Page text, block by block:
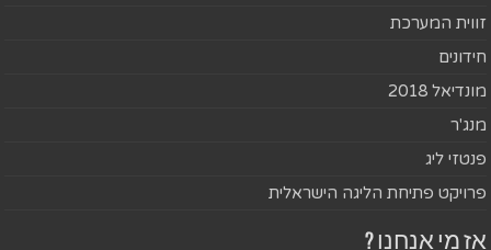
זווית המערכת
חידונים
מונדיאל 2018
מנג'ר
פנטזי ליג
פרויקט פתיחת הליגה הישראלית
אז מי אנחנו ?